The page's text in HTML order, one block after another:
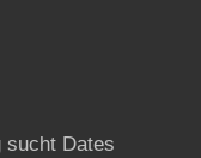
sucht Dates